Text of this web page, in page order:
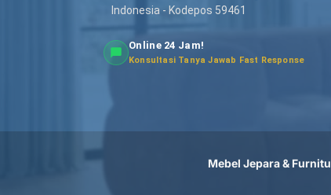
Indonesia - Kodepos 59461
Online 24 Jam!
Konsultasi Tanya Jawab Fast Response
Mebel Jepara &